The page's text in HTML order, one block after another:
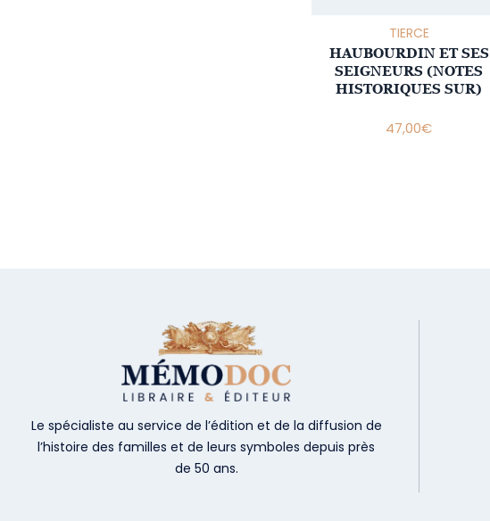
TIERCE
HAUBOURDIN ET SES
SEIGNEURS (NOTES
HISTORIQUES SUR)
47,00€
Le spécialiste au service de l’édition et de la diffusion de
l’histoire des familles et de leurs symboles depuis près
de 50 ans.